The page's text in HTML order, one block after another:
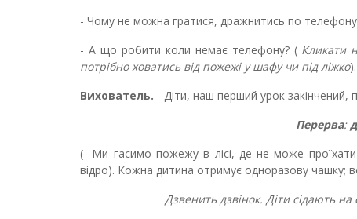
- Чому не можна гратися, дражнитись по
- А що робити коли немає телефону? ( Кликати
потрібно ховатись від пожежі у шафу чи під ліжко
Вихователь. - Діти, наш перший урок закінчений,
Перерва:
(- Ми гасимо пожежу в лісі, де не може
відро). Кожна дитина отримує одноразову чашку;
Дзвенить дзвінок. Діти сідають на